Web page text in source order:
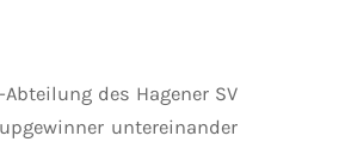
des Hagener SV
untereinander